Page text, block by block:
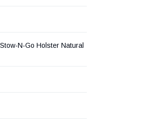
N-Go Holster Natural